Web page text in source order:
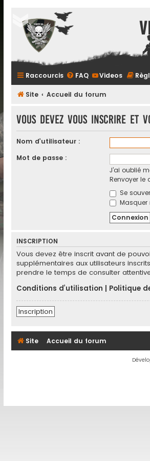
Raccourcis FAQ Videos
Site Accueil du forum
Vous devez vous inscrire
Nom d’utilisateur :
Mot de passe :
J’ai oublié
Renvoyer le
Se
Masquer
INSCRIPTION
Vous devez être inscrit avant de
supplémentaires aux utilisateurs
prendre le temps de consulter
Conditions d’utilisation
Politique
Inscription
Site Accueil du forum